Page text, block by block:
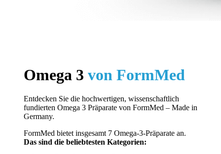
Omega 3 von FormMed
Entdecken Sie die hochwertigen, wissenschaftlich
fundierten Omega 3 Präparate von FormMed – Made in
Germany.
FormMed bietet insgesamt 7 Omega-3-Präparate an.
Das sind die beliebtesten Kategorien: